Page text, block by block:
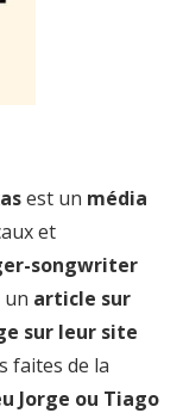
est un média
et
songwriter
un article sur
sur leur site
faites de la
Jorge ou Tiago